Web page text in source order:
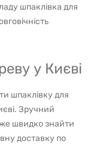
шпаклівка для
у Києві
шпаклівку для
Зручний
швидко знайти
доставку по